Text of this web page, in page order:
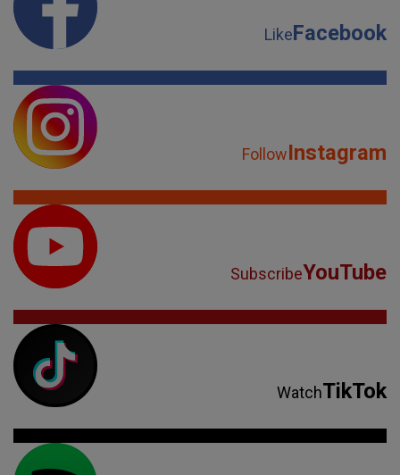
LikeFacebook
FollowInstagram
SubscribeYouTube
WatchTikTok